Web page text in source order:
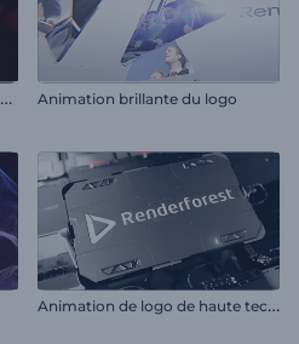
A
nimation de logo - Explosion de feu Animation brillante du logo
A
nimation de logo de haute technologie